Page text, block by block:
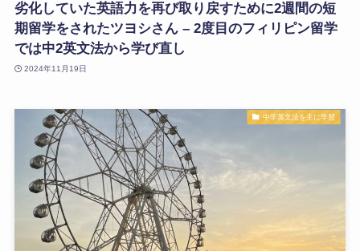
劣化していた英語力を再び取り戻すために2週間の短
期留学をされたツヨシさん – 2度目のフィリピン留学
では中2英文法から学び直し
2024年11月19日
中学英文法を主に学習